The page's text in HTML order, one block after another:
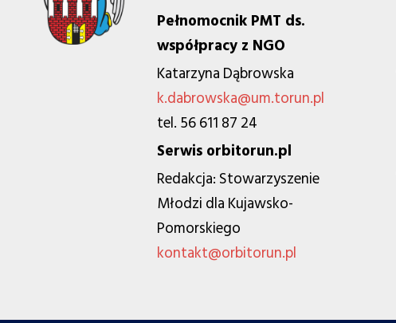
Pełnomocnik PMT ds.
współpracy z NGO
Katarzyna Dąbrowska
k.dabrowska@um.torun.pl
tel. 56 611 87 24
Serwis orbitorun.pl
Redakcja: Stowarzyszenie
Młodzi dla Kujawsko-
Pomorskiego
kontakt@orbitorun.pl